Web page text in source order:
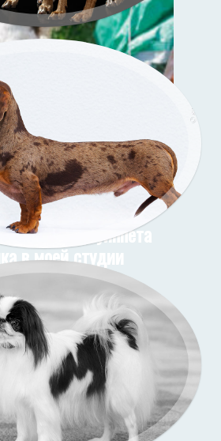
щенки уиппета
в моей студии
щенок таксы
у меня (улица)